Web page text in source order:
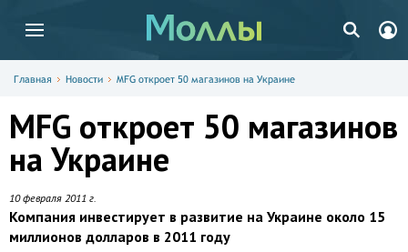
Главная Новости MFG откроет 50 магазинов на Украине
MFG откроет 50 магазинов
на Украине
10 февраля 2011 г.
Компания инвестирует в развитие на Украине около 15
миллионов долларов в 2011 году